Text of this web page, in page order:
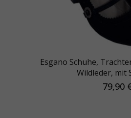
Esgano Schuhe,
Wildleder, mit
79,90